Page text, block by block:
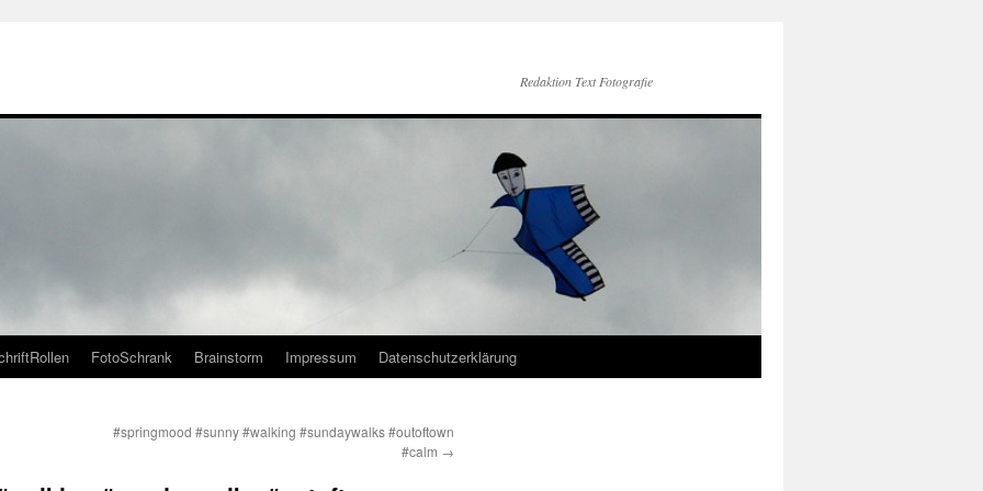
Redaktion Text Fotografie
FotoSchrank Brainstorm Impressum Datenschutzerklärung
#springmood #sunny #walking #sundaywalks #outoftown
#calm →